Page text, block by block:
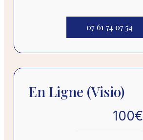
07 61 74 07 54
En Ligne (visio)
100€